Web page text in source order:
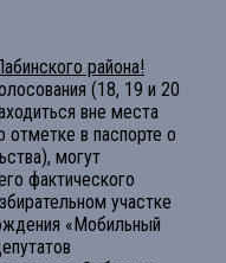
района!
(18, 19 и 20
вне места
отметке в паспорте о
могут
фактического
участке
«Мобильный